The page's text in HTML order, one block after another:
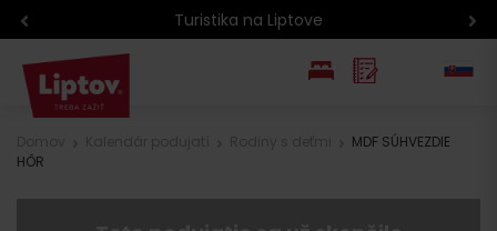
Turistika na Liptove
MDF SÚHVEZDIE
HÔR